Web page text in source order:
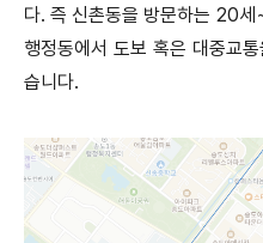
다. 즉 신촌동을 방문하는 20
행정동에서 도보 혹은 대중교
습니다.